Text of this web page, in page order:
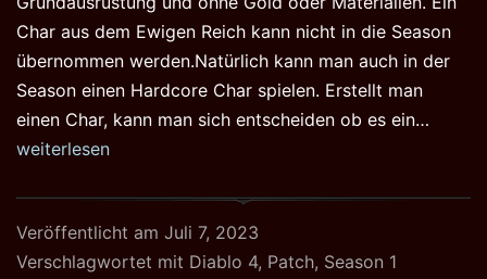
Char aus dem Ewigen Reich kann nicht in die Season
übernommen werden.Natürlich kann man auch in der
Season einen Hardcore Char spielen. Erstellt man
einen Char, kann man sich entscheiden ob es ein…
weiterlesen
Veröffentlicht am Juli 7, 2023
Verschlagwortet mit Diablo 4, Patch, Season 1